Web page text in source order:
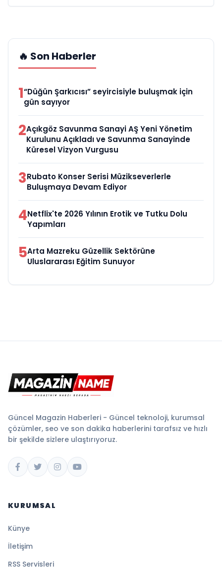
🔥 Son Haberler
1“Düğün Şarkıcısı” seyircisiyle buluşmak için
gün sayıyor
2Açıkgöz Savunma Sanayi AŞ Yeni Yönetim
Kurulunu Açıkladı ve Savunma Sanayinde
Küresel Vizyon Vurgusu
3Rubato Konser Serisi Müzikseverlerle
Buluşmaya Devam Ediyor
4Netflix'te 2026 Yılının Erotik ve Tutku Dolu
Yapımları
5Arta Mazreku Güzellik Sektörüne
Uluslararası Eğitim Sunuyor
Güncel Magazin Haberleri - Güncel teknoloji, kurumsal
çözümler, seo ve son dakika haberlerini tarafsız ve hızlı
bir şekilde sizlere ulaştırıyoruz.
KURUMSAL
Künye
İletişim
RSS Servisleri